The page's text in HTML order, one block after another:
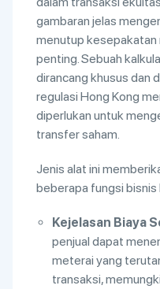
gambaran jelas
menutup kesepakatan
penting. Sebuah
dirancang khusus dan
regulasi Hong Kong
diperlukan untuk
transfer saham.
Jenis alat ini
beberapa fungsi bisnis
Kejelasan Biaya
penjual dapat
meterai yang
transaksi,